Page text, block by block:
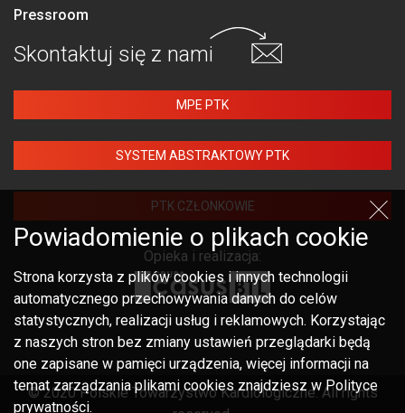
Pressroom
Skontaktuj się z nami
MPE PTK
SYSTEM ABSTRAKTOWY PTK
PTK CZŁONKOWIE
Opieka i realizacja:
© 2020 Polskie Towarzystwo Kardiologiczne. All rights
Powiadomienie o plikach cookie
Strona korzysta z plików cookies i innych technologii
automatycznego przechowywania danych do celów
statystycznych, realizacji usług i reklamowych. Korzystając
z naszych stron bez zmiany ustawień przeglądarki będą
one zapisane w pamięci urządzenia, więcej informacji na
temat zarządzania plikami cookies znajdziesz w Polityce
prywatności.